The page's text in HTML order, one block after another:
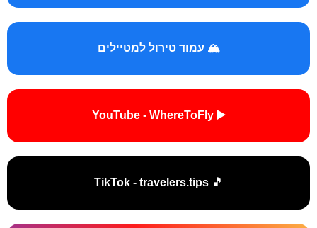
🏔️ עמוד טירול למטיילים
▶️ YouTube - WhereToFly
🎵 TikTok - travelers.tips